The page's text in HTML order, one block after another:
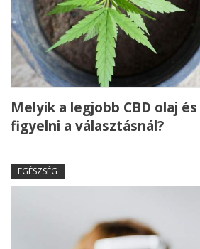
Melyik a legjobb CBD olaj
figyelni a választásnál?
EGÉSZSÉG